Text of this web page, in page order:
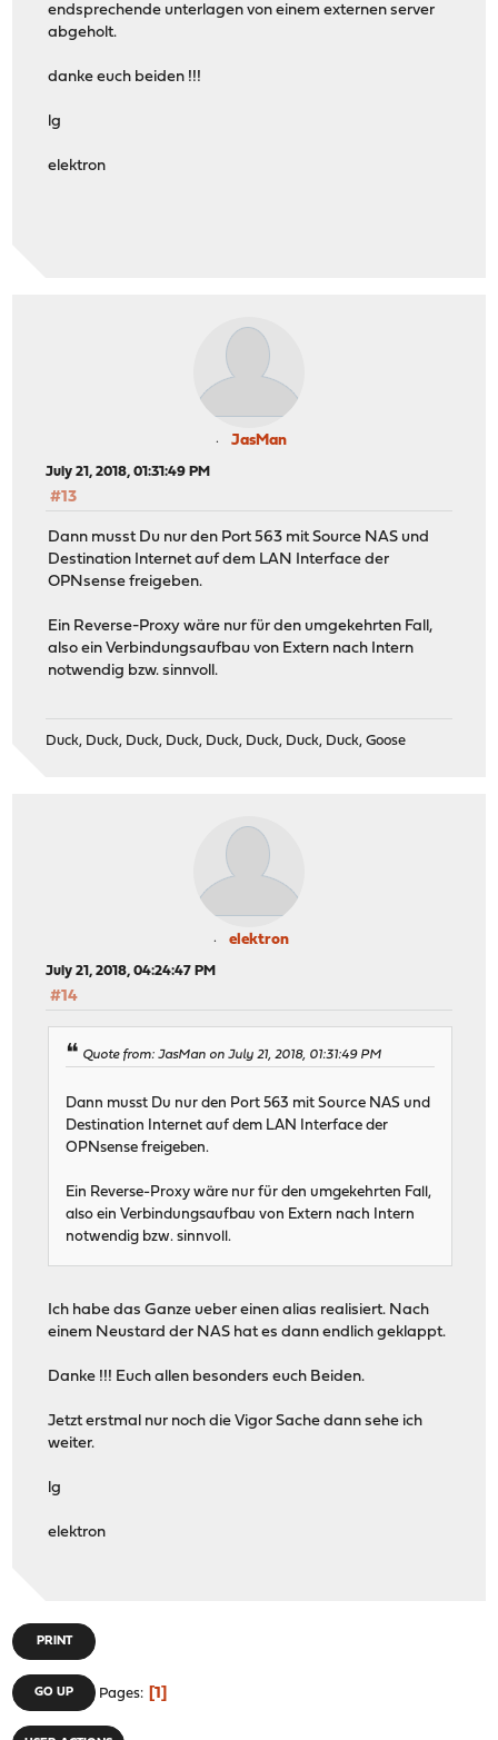
endsprechende unterlagen von einem externen server
abgeholt.
danke euch beiden !!!
lg
elektron
JasMan
July 21, 2018, 01:31:49 PM
#13
Dann musst Du nur den Port 563 mit Source NAS und
Destination Internet auf dem LAN Interface der
OPNsense freigeben.
Ein Reverse-Proxy wäre nur für den umgekehrten Fall,
also ein Verbindungsaufbau von Extern nach Intern
notwendig bzw. sinnvoll.
Duck, Duck, Duck, Duck, Duck, Duck, Duck, Duck, Goose
elektron
July 21, 2018, 04:24:47 PM
#14
Quote from: JasMan on July 21, 2018, 01:31:49 PM
Dann musst Du nur den Port 563 mit Source NAS und
Destination Internet auf dem LAN Interface der
OPNsense freigeben.
Ein Reverse-Proxy wäre nur für den umgekehrten Fall,
also ein Verbindungsaufbau von Extern nach Intern
notwendig bzw. sinnvoll.
Ich habe das Ganze ueber einen alias realisiert. Nach
einem Neustard der NAS hat es dann endlich geklappt.
Danke !!! Euch allen besonders euch Beiden.
Jetzt erstmal nur noch die Vigor Sache dann sehe ich
weiter.
lg
elektron
PRINT
GO UP Pages 1